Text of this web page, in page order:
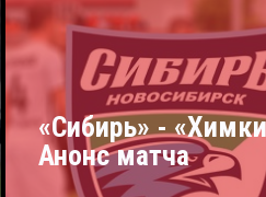
«Сибирь» -
Анонс матча